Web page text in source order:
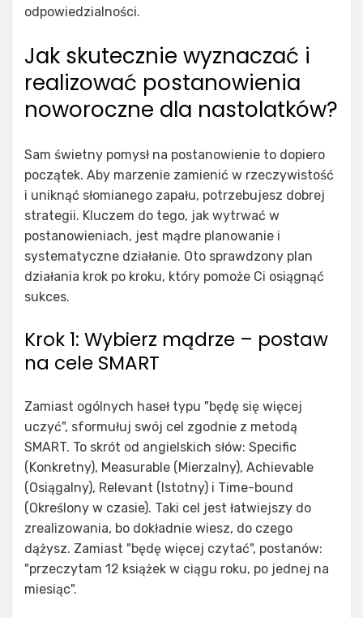
odpowiedzialności.
Jak skutecznie wyznaczać i
realizować postanowienia
noworoczne dla nastolatków?
Sam świetny pomysł na postanowienie to dopiero
początek. Aby marzenie zamienić w rzeczywistość
i uniknąć słomianego zapału, potrzebujesz dobrej
strategii. Kluczem do tego, jak wytrwać w
postanowieniach, jest mądre planowanie i
systematyczne działanie. Oto sprawdzony plan
działania krok po kroku, który pomoże Ci osiągnąć
sukces.
Krok 1: Wybierz mądrze – postaw
na cele SMART
Zamiast ogólnych haseł typu "będę się więcej
uczyć", sformułuj swój cel zgodnie z metodą
SMART. To skrót od angielskich słów: Specific
(Konkretny), Measurable (Mierzalny), Achievable
(Osiągalny), Relevant (Istotny) i Time-bound
(Określony w czasie). Taki cel jest łatwiejszy do
zrealizowania, bo dokładnie wiesz, do czego
dążysz. Zamiast "będę więcej czytać", postanów:
"przeczytam 12 książek w ciągu roku, po jednej na
miesiąc".